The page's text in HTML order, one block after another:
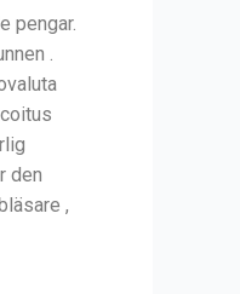
pengar.
.
den
,